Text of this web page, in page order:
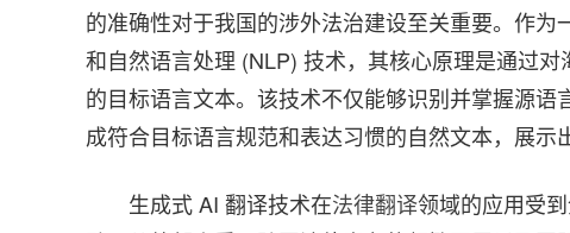
的准确性对于我国的涉外法治建设至关重要。作
和自然语言处理 (NLP) 技术，其核心原理是通过
的目标语言文本。该技术不仅能够识别并掌握源
成符合目标语言规范和表达习惯的自然文本，展示
生成式 AI 翻译技术在法律翻译领域的应用受